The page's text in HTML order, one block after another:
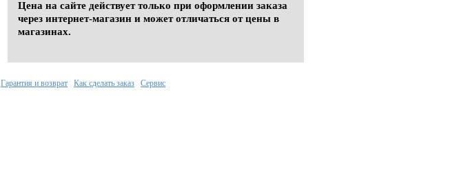
Цена на сайте действует только при оформлении заказа
через интернет-магазин и может отличаться от цены в
магазинах.
Гарантия и возврат Как сделать заказ Сервис